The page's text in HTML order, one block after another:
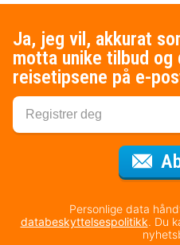
Ja, jeg vil, akkurat
motta unike tilbud og
reisetipsene på e-
Personlige data
databeskyttelsespolitikk. Du